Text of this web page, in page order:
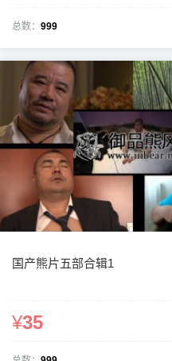
总数： 999
国产熊片五部合辑1
¥35